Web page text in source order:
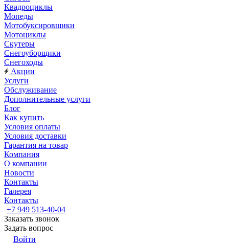
Квадроциклы
Мопеды
Мотобуксировщики
Мотоциклы
Скутеры
Снегоуборщики
Снегоходы
Акции
Услуги
Обслуживание
Дополнительные услуги
Блог
Как купить
Условия оплаты
Условия доставки
Гарантия на товар
Компания
О компании
Новости
Контакты
Галерея
Контакты
+7 949 513-40-04
Заказать звонок
Задать вопрос
Войти